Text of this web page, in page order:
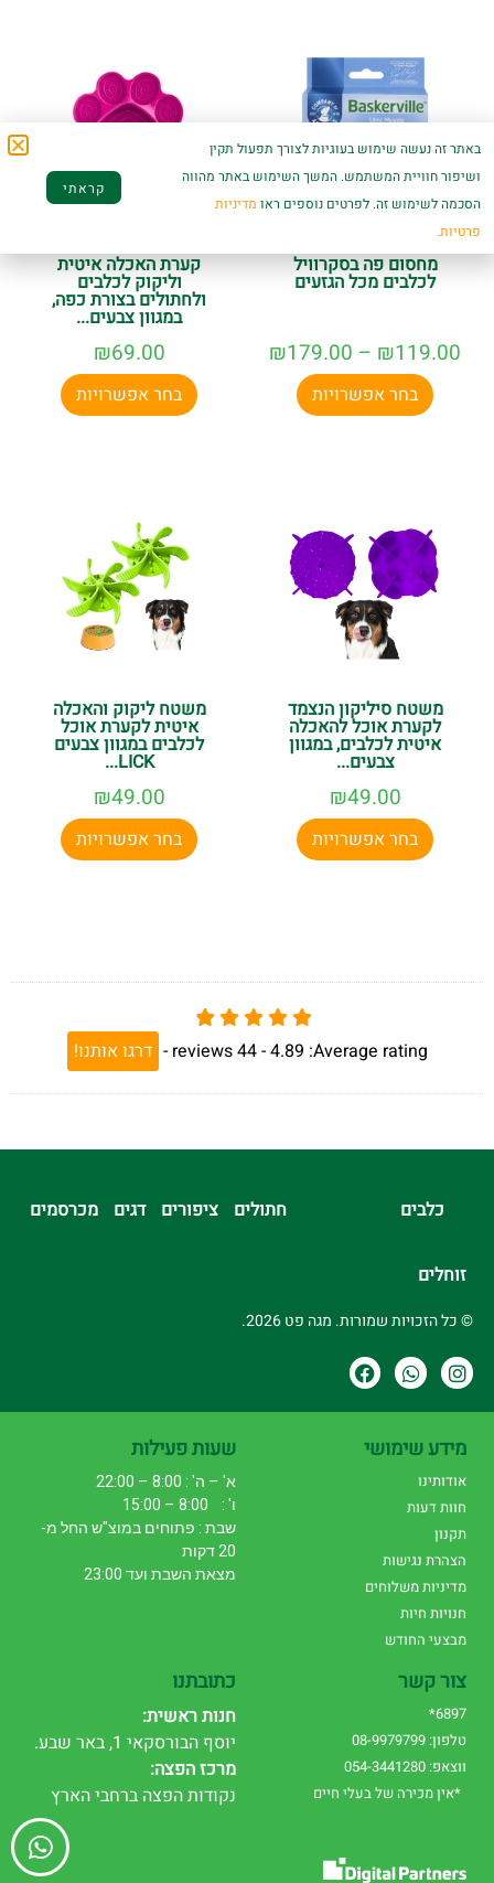
מחסום פה בסקרוויל
לכלבים מכל הגזעים
₪119.00
–
₪179.00
בחר אפשרויות
קערת האכלה איטית
וליקוק לכלבים
ולחתולים בצורת כפה,
במגוון צבעים...
₪69.00
בחר אפשרויות
משטח סיליקון הנצמד
לקערת אוכל להאכלה
איטית לכלבים, במגוון
צבעים...
₪49.00
בחר אפשרויות
משטח ליקוק והאכלה
איטית לקערת אוכל
לכלבים במגוון צבעים
LICK...
₪49.00
בחר אפשרויות
Average rating:
4.89 -
44
reviews
- דרגו אותנו!
כלבים חתולים ציפורים דגים מכרסמים
זוחלים
© כל הזכויות שמורות. מגה פט 2026.
מידע שימושי
אודותינו
חוות דעות
תקנון
הצהרת נגישות
מדיניות משלוחים
חנויות חיות
מבצעי החודש
שעות פעילות
א' – ה' : 8:00 – 22:00
ו' : 8:00 – 15:00
שבת : פתוחים במוצ"ש החל מ-
20 דקות
מצאת השבת ועד 23:00
צור קשר
6897*
טלפון: 08-9979799
ווצאפ: 054-3441280
*אין מכירה של בעלי חיים
כתובתנו
חנות ראשית:
יוסף הבורסקאי 1, באר שבע.
מרכז הפצה:
נקודות הפצה ברחבי הארץ
באתר זה נעשה שימוש בעוגיות לצורך תפעול תקין
ושיפור חוויית המשתמש. המשך השימוש באתר מהווה
הסכמה לשימוש זה. לפרטים נוספים ראו מדיניות
פרטיות.
קראתי